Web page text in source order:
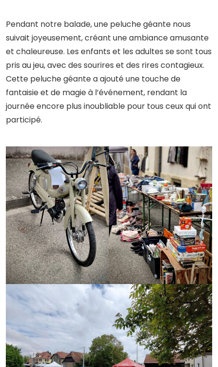
Pendant notre balade, une peluche géante nous
suivait joyeusement, créant une ambiance amusante
et chaleureuse. Les enfants et les adultes se sont tous
pris au jeu, avec des sourires et des rires contagieux.
Cette peluche géante a ajouté une touche de
fantaisie et de magie à l’événement, rendant la
journée encore plus inoubliable pour tous ceux qui ont
participé.